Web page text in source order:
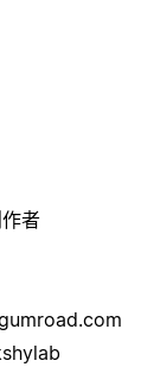
者